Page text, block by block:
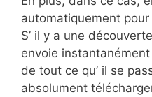
automatiquement
S’ il y a une
envoie
de tout ce qu’ il se
absolument